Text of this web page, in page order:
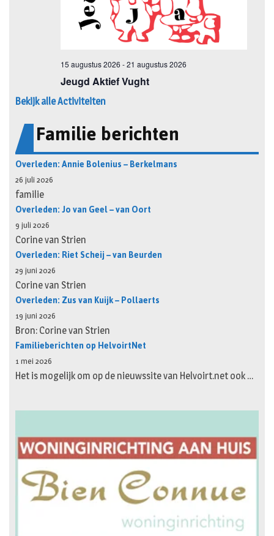
Bekijk alle Activiteiten
Familie berichten
Overleden: Annie Bolenius – Berkelmans
26 juli 2026
familie
Overleden: Jo van Geel – van Oort
9 juli 2026
Corine van Strien
Overleden: Riet Scheij – van Beurden
29 juni 2026
Corine van Strien
Overleden: Zus van Kuijk – Pollaerts
19 juni 2026
Bron: Corine van Strien
Familieberichten op HelvoirtNet
1 mei 2026
Het is mogelijk om op de nieuwssite van Helvoirt.net ook …